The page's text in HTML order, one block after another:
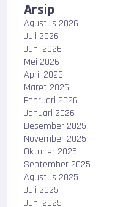
Arsip
Agustus 2026
Juli 2026
Juni 2026
Mei 2026
April 2026
Maret 2026
Februari 2026
Januari 2026
Desember 2025
November 2025
Oktober 2025
September 2025
Agustus 2025
Juli 2025
Juni 2025